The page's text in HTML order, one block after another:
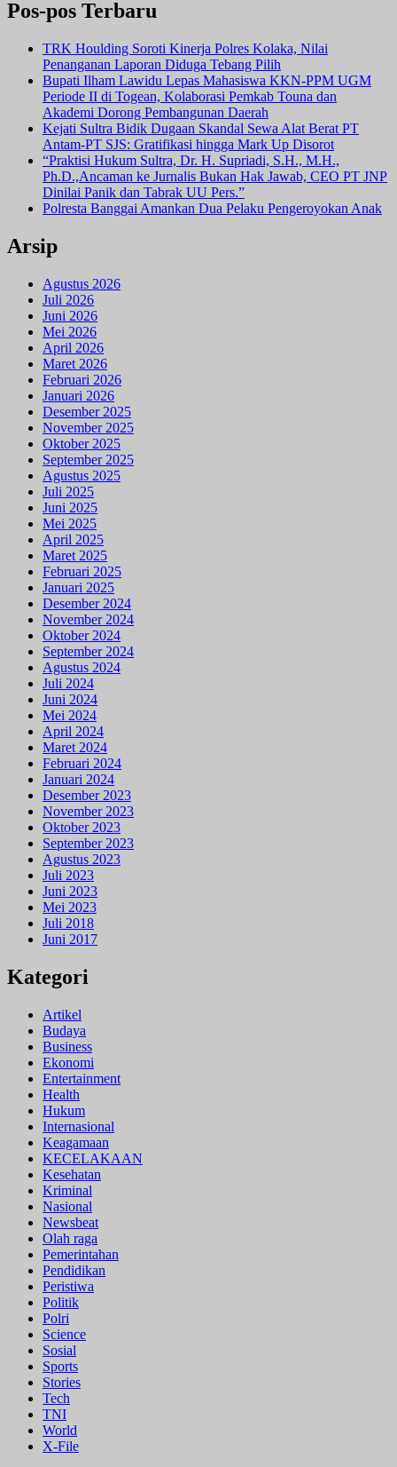
Pos-pos Terbaru
TRK Houlding Soroti Kinerja Polres Kolaka, Nilai
Penanganan Laporan Diduga Tebang Pilih
Bupati Ilham Lawidu Lepas Mahasiswa KKN-PPM UGM
Periode II di Togean, Kolaborasi Pemkab Touna dan
Akademi Dorong Pembangunan Daerah
Kejati Sultra Bidik Dugaan Skandal Sewa Alat Berat PT
Antam-PT SJS: Gratifikasi hingga Mark Up Disorot
“Praktisi Hukum Sultra, Dr. H. Supriadi, S.H., M.H.,
Ph.D.,Ancaman ke Jurnalis Bukan Hak Jawab, CEO PT JNP
Dinilai Panik dan Tabrak UU Pers.”
Polresta Banggai Amankan Dua Pelaku Pengeroyokan Anak
Arsip
Agustus 2026
Juli 2026
Juni 2026
Mei 2026
April 2026
Maret 2026
Februari 2026
Januari 2026
Desember 2025
November 2025
Oktober 2025
September 2025
Agustus 2025
Juli 2025
Juni 2025
Mei 2025
April 2025
Maret 2025
Februari 2025
Januari 2025
Desember 2024
November 2024
Oktober 2024
September 2024
Agustus 2024
Juli 2024
Juni 2024
Mei 2024
April 2024
Maret 2024
Februari 2024
Januari 2024
Desember 2023
November 2023
Oktober 2023
September 2023
Agustus 2023
Juli 2023
Juni 2023
Mei 2023
Juli 2018
Juni 2017
Kategori
Artikel
Budaya
Business
Ekonomi
Entertainment
Health
Hukum
Internasional
Keagamaan
KECELAKAAN
Kesehatan
Kriminal
Nasional
Newsbeat
Olah raga
Pemerintahan
Pendidikan
Peristiwa
Politik
Polri
Science
Sosial
Sports
Stories
Tech
TNI
World
X-File